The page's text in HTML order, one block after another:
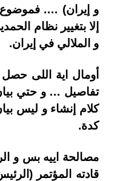
و إيران) …. فموضوع
إلا بتغيير نظام
و الملالي في إيران.
أومال اية اللى
تفاصيل … و حتي
كلام إنشاء و ليس
كدة.
مصالحة اييه بس و
قادته المؤتمر